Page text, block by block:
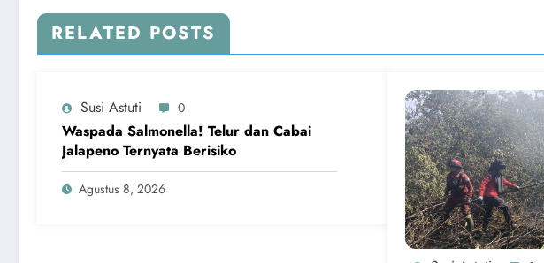
RELATED POSTS
Susi Astuti 0
Waspada Salmonella! Telur dan Cabai
Jalapeno Ternyata Berisiko
Agustus 8, 2026